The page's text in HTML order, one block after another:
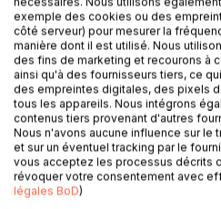
L’un est enseignant et
sur la chaîne Canal +. Les
les années soixante. Laurent
joyeuses d’une jeunesse
banlieue parisienne, Thiers
Broquiès dans l’Aveyron.
Il dépeint l’univers à multiples
avec ses yeux d’enfants. Du
d’Orly au dessus de sa tête
Broquiès, il découvre
exemple des cookies ou des
côté serveur) pour mesurer la
manière dont il est utilisé. Nous
des fins de marketing et recourons à
ainsi qu'à des fournisseurs tiers, ce
des empreintes digitales, des pixels
tous les appareils. Nous intégrons
contenus tiers provenant d'autres
Nous n'avons aucune influence sur le
et sur un éventuel tracking par le
vous acceptez les processus décrits
révoquer votre consentement avec
légales BoD)